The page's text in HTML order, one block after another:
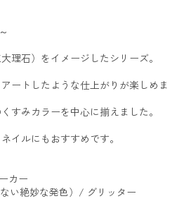
理石）をイメージしたシリーズ。
ートしたような仕上がりが楽しめま
すみカラーを中心に揃えました。
イルにもおすすめです。
カー
い絶妙な発色）/ グリッター